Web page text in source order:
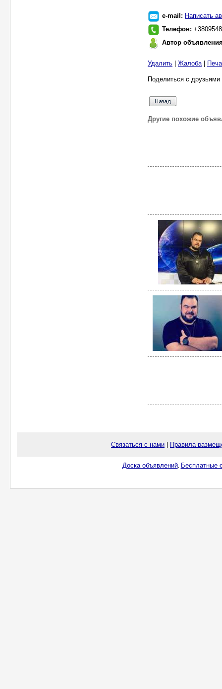
e-mail: Написать
Телефон:
Автор
Удалить Жалоба|
Поделиться с
Другие похожие
Связаться с нами Правила
Доска объявлений. Бесплатные